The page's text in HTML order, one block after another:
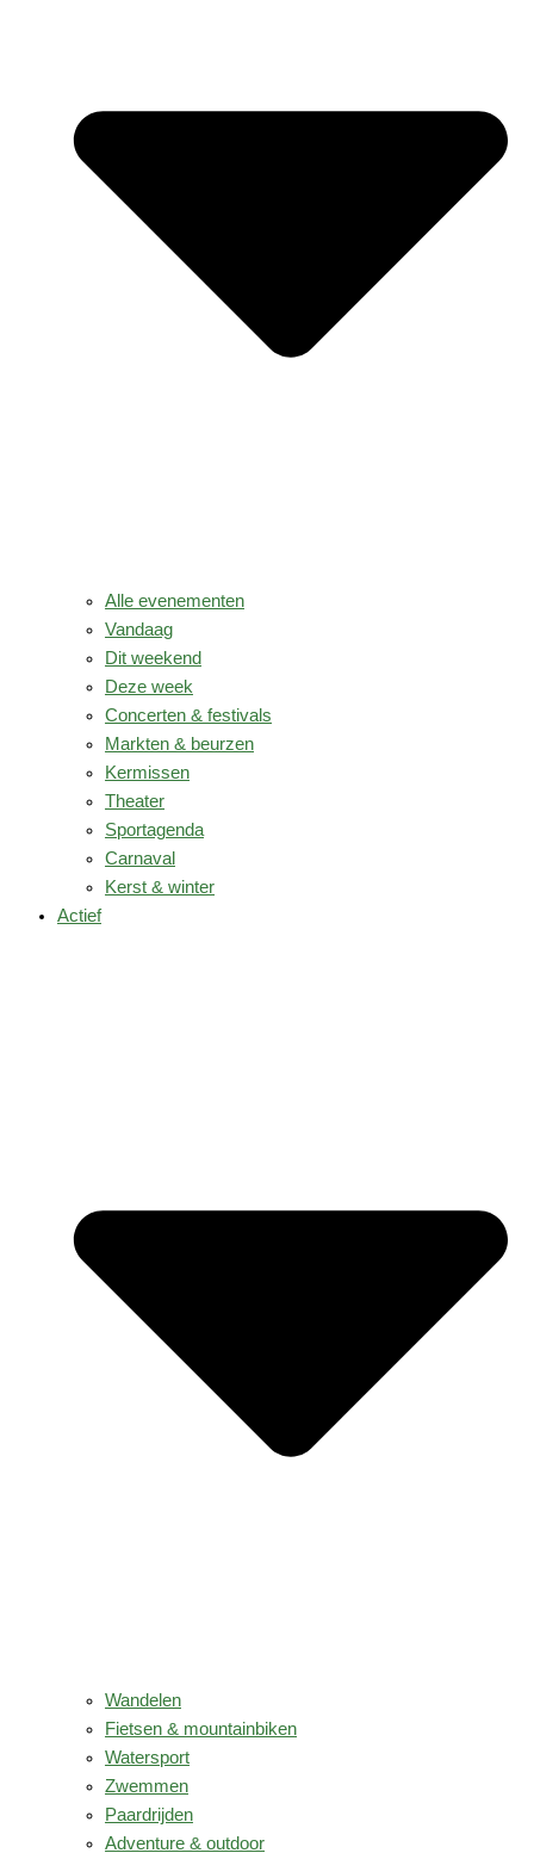
Alle evenementen
Vandaag
Dit weekend
Deze week
Concerten & festivals
Markten & beurzen
Kermissen
Theater
Sportagenda
Carnaval
Kerst & winter
Actief
Wandelen
Fietsen & mountainbiken
Watersport
Zwemmen
Paardrijden
Adventure & outdoor